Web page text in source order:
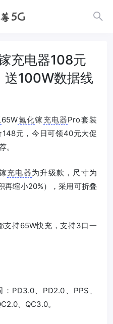
充电器108元
送100W数据线
65W氮化镓充电器Pro套装
148元，今日可领40元大促
。
充电器为升级款，尺寸为
再缩小20%），采用可折叠
支持65W快充，支持3口一
PD3.0、PD2.0、PPS、
、QC3.0。